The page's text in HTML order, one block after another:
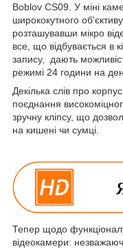
Boblov CS09. У міні
ширококутного
розташувавши мікро
все, що відбувається в
запису, дають
режимі 24 години на
Декілька слів про
поєднання
зручну кліпсу, що
на кишені чи сумці.
Тепер щодо
відеокамери: